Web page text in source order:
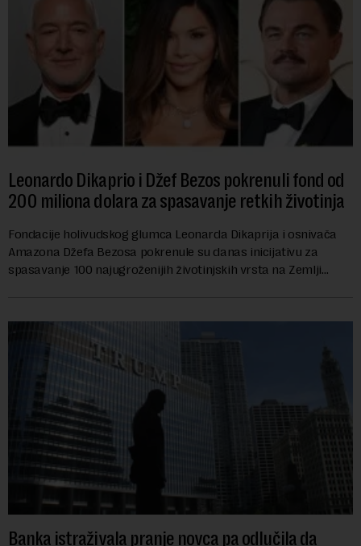
Leonardo Dikaprio i Džef Bezos pokrenuli fond od
200 miliona dolara za spasavanje retkih životinja
Fondacije holivudskog glumca Leonarda Dikaprija i osnivača
Amazona Džefa Bezosa pokrenule su danas inicijativu za
spasavanje 100 najugroženijih životinjskih vrsta na Zemlji
Banka istraživala pranje novca pa odlučila da